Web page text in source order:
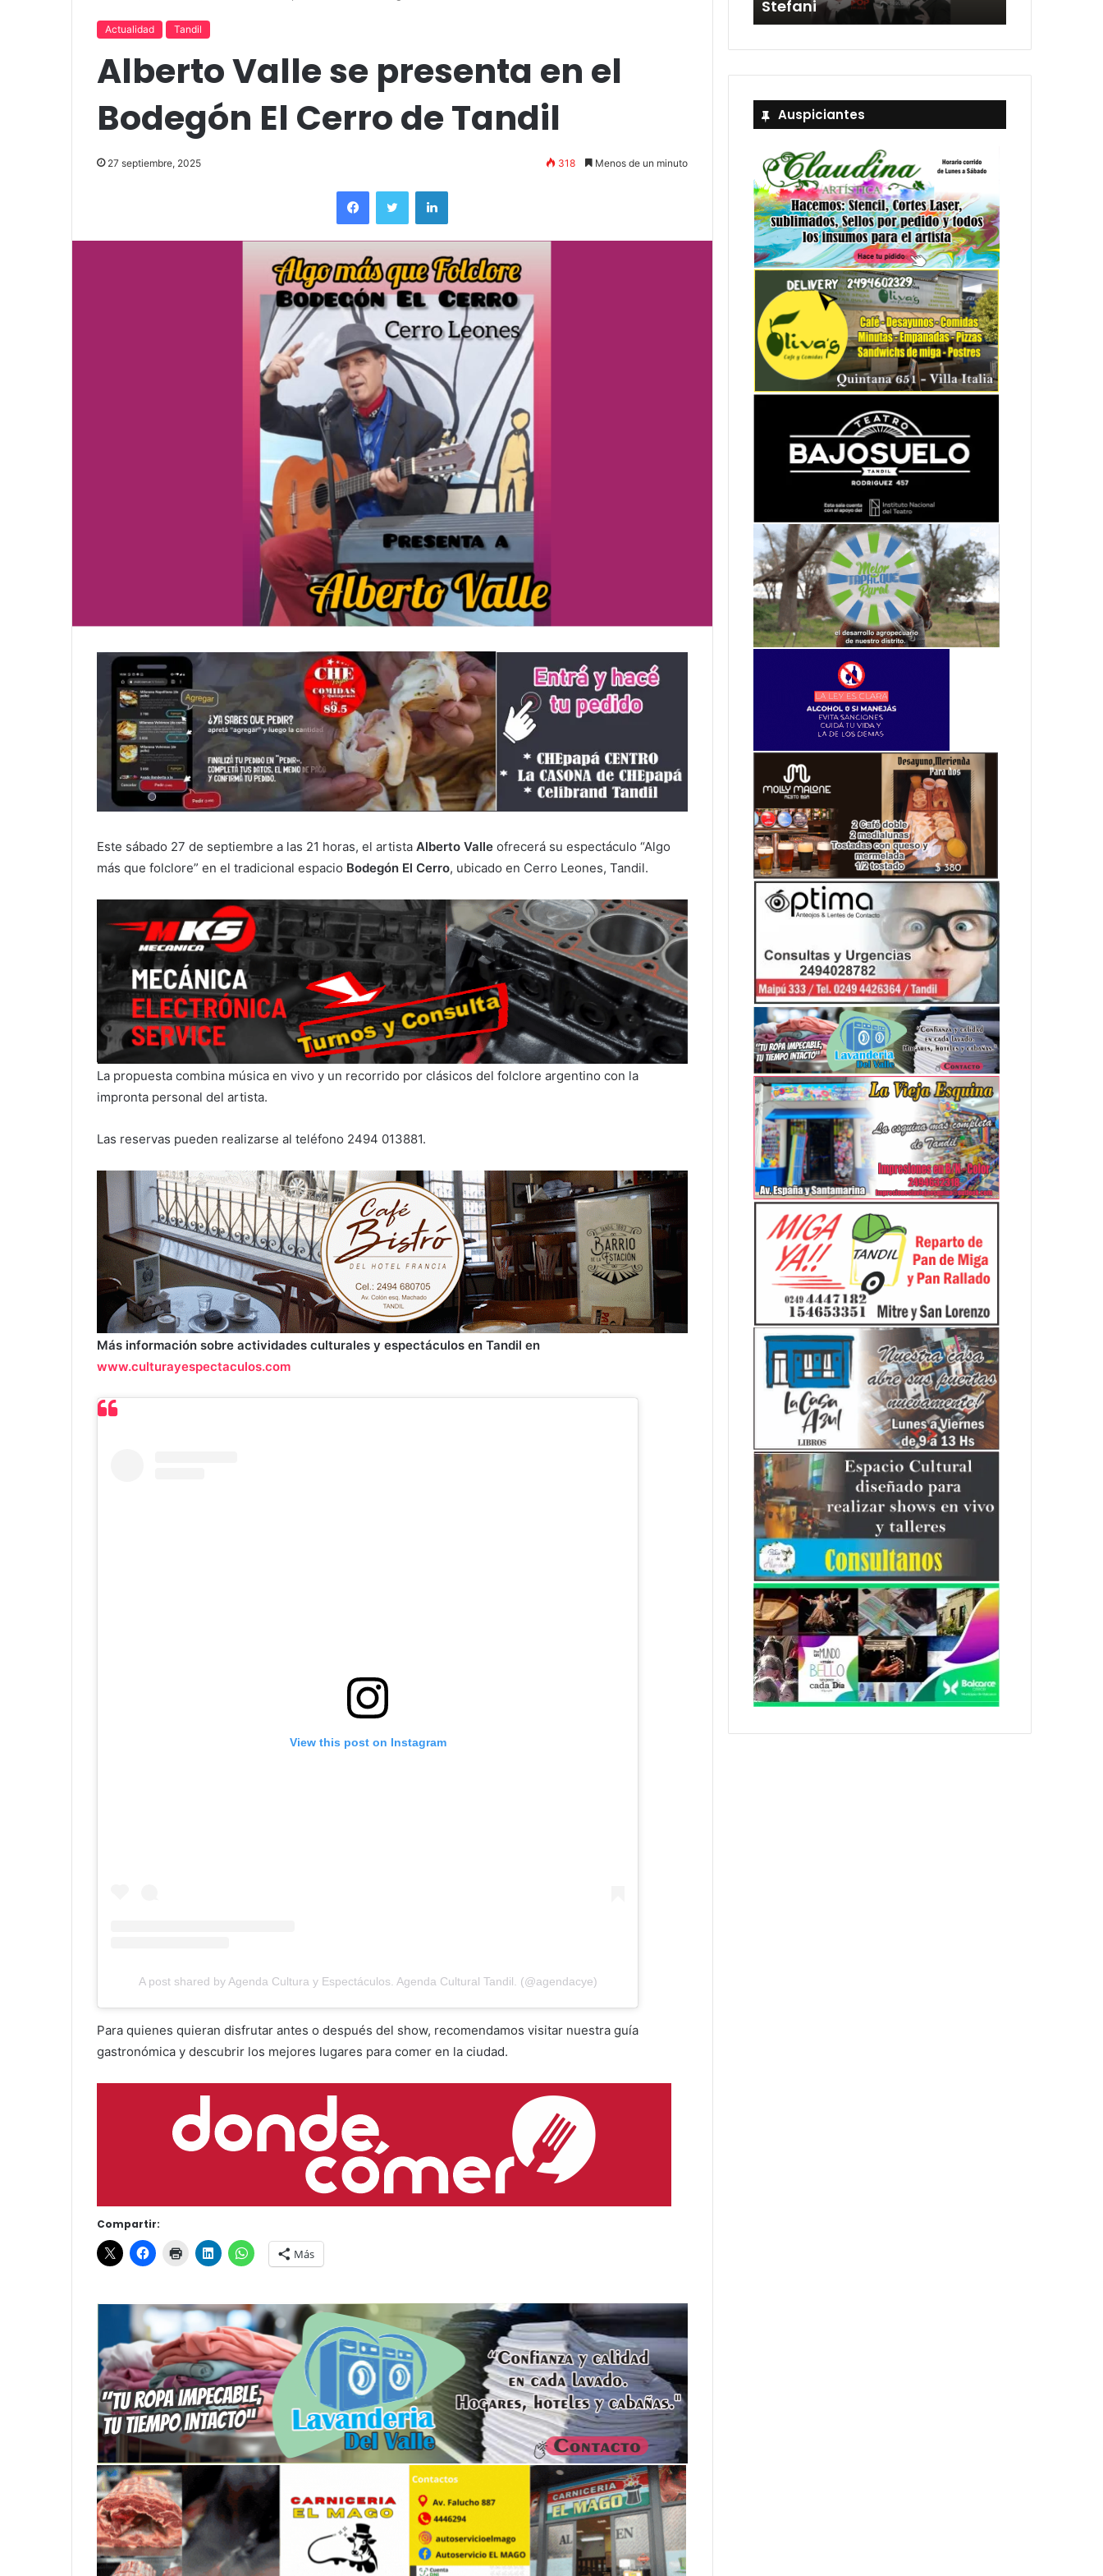
Actualidad Tandil
Alberto Valle se presenta en el
Bodegón El Cerro de Tandil
27 septiembre, 2025 318 Menos de un minuto
Este sábado 27 de septiembre a las 21 horas, el artista Alberto Valle ofrecerá su espectáculo “Algo
más que folclore” en el tradicional espacio Bodegón El Cerro, ubicado en Cerro Leones, Tandil.
La propuesta combina música en vivo y un recorrido por clásicos del folclore argentino con la
impronta personal del artista.
Las reservas pueden realizarse al teléfono 2494 013881.
Más información sobre actividades culturales y espectáculos en Tandil en
www.culturayespectaculos.com
View this post on Instagram
A post shared by Agenda Cultura y Espectáculos. Agenda Cultural Tandil. (@agendacye)
Para quienes quieran disfrutar antes o después del show, recomendamos visitar nuestra guía
gastronómica y descubrir los mejores lugares para comer en la ciudad.
Compartir:
Más
«Por el placer de volver a verla»
funciones en Tandil
Stefani
Auspiciantes